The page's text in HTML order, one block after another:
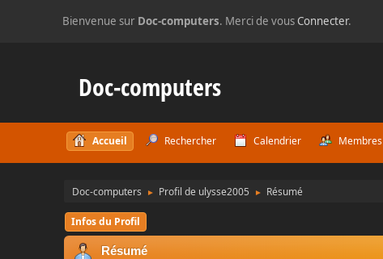
Bienvenue sur Doc-computers. Merci de vousConnecter.
Doc-computers
Accueil Rechercher Calendrier Membres
Doc-computers ► Profil de ulysse2005 ► Résumé
Infos du Profil
Résumé